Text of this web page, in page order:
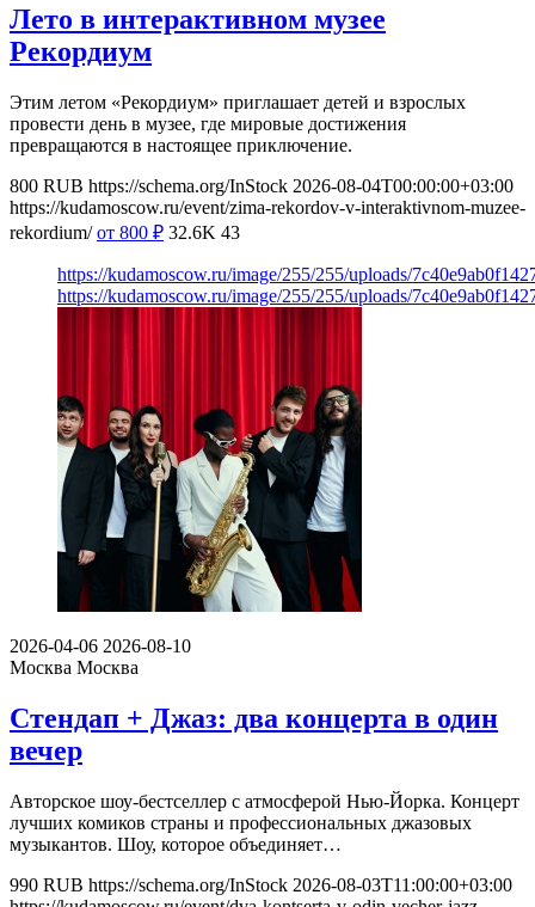
Лето в интерактивном музее
Рекордиум
Этим летом «Рекордиум» приглашает детей и взрослых
провести день в музее, где мировые достижения
превращаются в настоящее приключение.
800 RUB https://schema.org/InStock 2026-08-04T00:00:00+03:00
https://kudamoscow.ru/event/zima-rekordov-v-interaktivnom-muzee-
rekordium/ от 800 ₽ 32.6K 43
https://kudamoscow.ru/image/255/255/uploads/
https://kudamoscow.ru/image/255/255/uploads/
2026-04-06 2026-08-10
Москва Москва
Стендап + Джаз: два концерта в один
вечер
Авторское шоу-бестселлер с атмосферой Нью-Йорка. Концерт
лучших комиков страны и профессиональных джазовых
музыкантов. Шоу, которое объединяет…
990 RUB https://schema.org/InStock 2026-08-03T11:00:00+03:00